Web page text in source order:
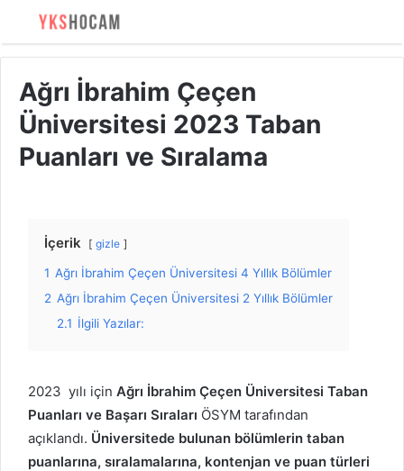
Ağrı İbrahim Çeçen
Üniversitesi 2023 Taban
Puanları ve Sıralama
İçerik gizle
1 Ağrı İbrahim Çeçen Üniversitesi 4 Yıllık Bölümler
2 Ağrı İbrahim Çeçen Üniversitesi 2 Yıllık Bölümler
2.1 İlgili Yazılar:
2023 yılı için Ağrı İbrahim Çeçen Üniversitesi Taban
Puanları ve Başarı Sıraları ÖSYM tarafından
açıklandı. Üniversitede bulunan bölümlerin taban
puanlarına, sıralamalarına, kontenjan ve puan türleri